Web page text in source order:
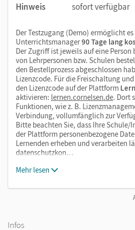
Hinweis
sofort verfügbar
Der Testzugang (Demo) ermöglicht
Unterrichtsmanager90 Tage lang
Der Zugriff ist jeweils auf eine
von Lehrpersonen bzw. Schulen
den Bestellprozess abgeschlossen
Lizenzcode. Für die Freischaltung
den Lizenzcode auf der Plattform
aktivieren: lernen.cornelsen.de. Dort
Funktionen, wie z. B.
Verbindung, vollumfänglich zur
Bitte beachten Sie, dass Ihre
der Plattform personenbezogene
Lernenden erheben und verarbeiten
datenschutzkon…
Mehr lesen
Infos